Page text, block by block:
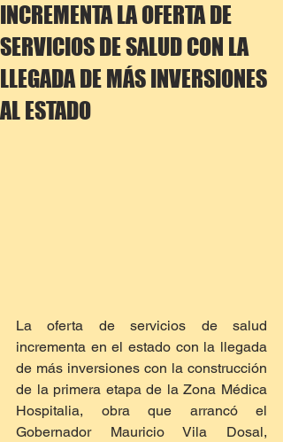
INCREMENTA LA OFERTA DE
SERVICIOS DE SALUD CON LA
LLEGADA DE MÁS INVERSIONES
AL ESTADO
La oferta de servicios de salud
incrementa en el estado con la llegada
de más inversiones con la construcción
de la primera etapa de la Zona Médica
Hospitalia, obra que arrancó el
Gobernador Mauricio Vila Dosal,